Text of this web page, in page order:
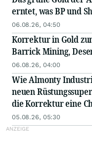
erntet, was BP und
06.08.26, 04:50
Korrektur in Gold
Barrick Mining,
06.08.26, 04:00
Wie Almonty
neuen
die Korrektur eine
05.08.26, 05:30